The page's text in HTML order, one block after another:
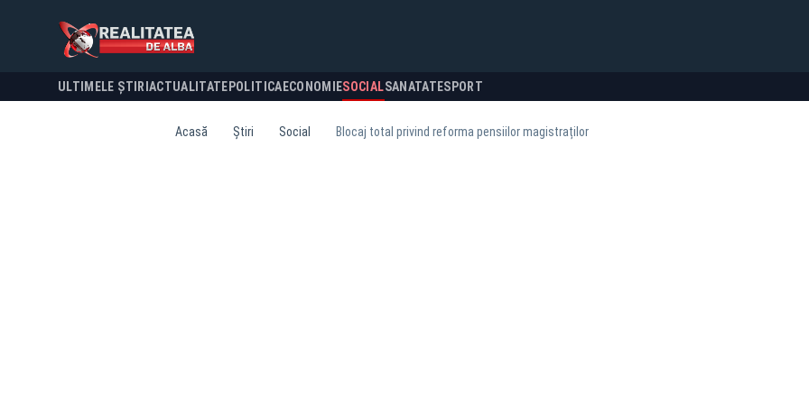
ULTIMELE ȘTIRI ACTUALITATE POLITICA ECONOMIESOCIALSANATATESPORT
Acasă Știri Social Blocaj total privind reforma pensiilor magistraților